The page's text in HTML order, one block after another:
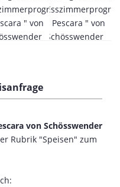
von Schösswender
Rubrik "Speisen" zum